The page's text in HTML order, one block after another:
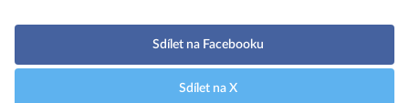
Sdílet na Facebooku
Sdílet na X